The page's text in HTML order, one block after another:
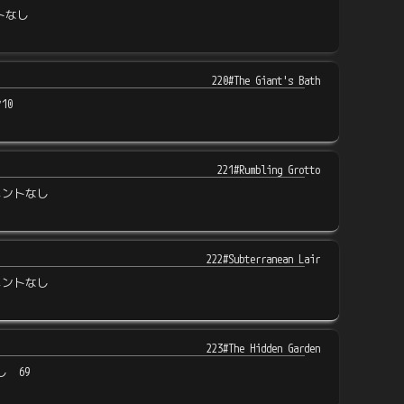
なし
220#The Giant's Bath
221#Rumbling Grotto
トなし
222#Subterranean Lair
トなし
223#The Hidden Garden
69